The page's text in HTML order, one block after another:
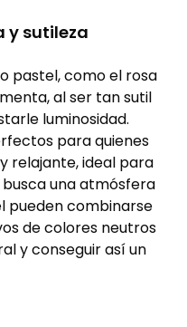
y sutileza
pastel, como el rosa
al ser tan sutil
luminosidad.
para quienes
relajante, ideal para
busca una atmósfera
pueden combinarse
de colores neutros
y conseguir así un